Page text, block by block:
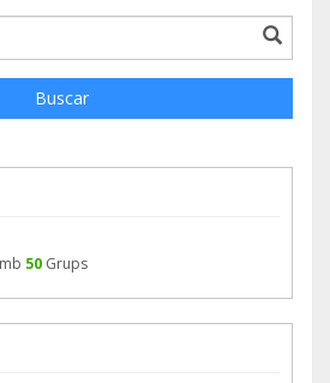
Buscar
50 Grups